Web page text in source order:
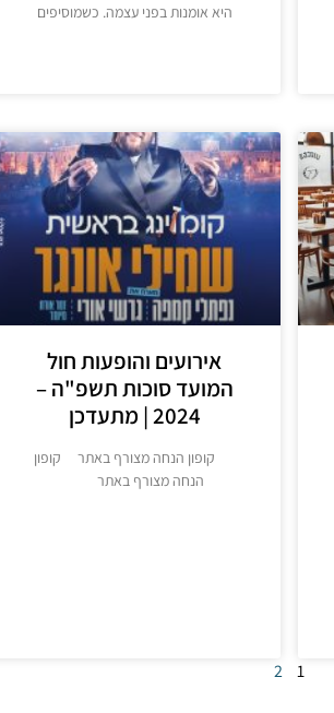
היא אומנות בפני עצמה. כשמוסיפים
אירועים והופעות חול
המועד סוכות תשפ"ה –
2024 | מתעדכן
קופון הנחה מצורף באתר קופון
הנחה מצורף באתר
1
2